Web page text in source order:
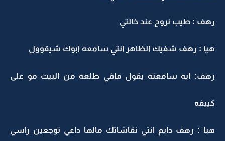
رهف : طيب نروح عند خالتي
هيا : رهف شفيك الظاهر انتي سامعه ابوك شيقوول
رهف: ايه سامعته يقول مافي طلعه من البيت مو على
كييفه
هيا : رهف دايم انتي نقاشاتك مالها داعي توجعين راسي